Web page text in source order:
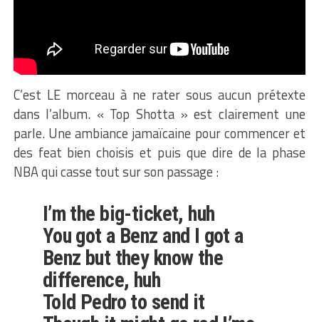
C’est LE morceau à ne rater sous aucun prétexte
dans l’album. « Top Shotta » est clairement une
parle. Une ambiance jamaïcaine pour commencer et
des feat bien choisis et puis que dire de la phase
NBA qui casse tout sur son passage :
I’m the big-ticket, huh
You got a Benz and I got a
Benz but they know the
difference, huh
Told Pedro to send it